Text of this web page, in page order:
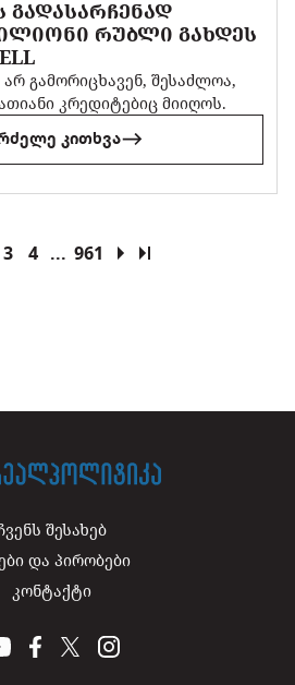
ᲒᲐᲓᲐᲡᲐᲠᲩᲔᲜᲐᲓ
ᲠᲣᲑᲚᲘ ᲒᲐᲮᲓᲔᲡ
არ გამორიცხავენ, შესაძლოა,
კრედიტებიც მიიღოს.
კითხვა
3 4 ... 961
შესახებ
და პირობები
კონტაქტი